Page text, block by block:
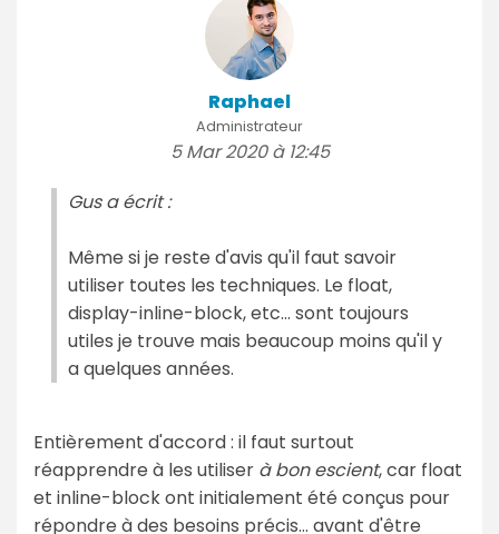
Raphael
Administrateur
5 Mar 2020 à 12:45
Gus a écrit :
Même si je reste d'avis qu'il faut savoir
utiliser toutes les techniques. Le float,
display-inline-block, etc... sont toujours
utiles je trouve mais beaucoup moins qu'il y
a quelques années.
Entièrement d'accord : il faut surtout
réapprendre à les utiliser à bon escient, car float
et inline-block ont initialement été conçus pour
répondre à des besoins précis... avant d'être